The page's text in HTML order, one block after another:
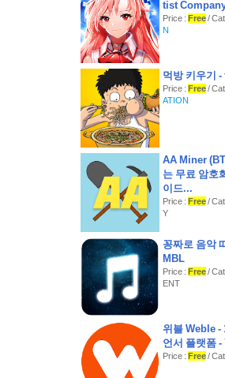
tist
Price : Free/
N
먹방 키우기
Price : Free/
ATION
AA Miner
는 무료 암호
이드...
Price : Free/
Y
꽁짜로 음악
MBL
Price : Free/
ENT
위블 Weble -
언서 플랫폼
Price : Free/